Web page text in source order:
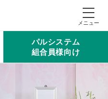
パルシステム
組合員様向け